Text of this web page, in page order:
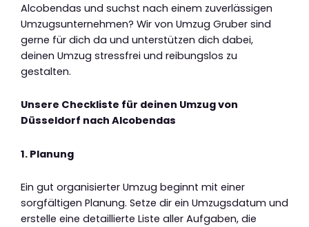
Alcobendas und suchst nach einem zuverlässigen
Umzugsunternehmen? Wir von Umzug Gruber sind
gerne für dich da und unterstützen dich dabei,
deinen Umzug stressfrei und reibungslos zu
gestalten.
Unsere Checkliste für deinen Umzug von
Düsseldorf nach Alcobendas
1. Planung
Ein gut organisierter Umzug beginnt mit einer
sorgfältigen Planung. Setze dir ein Umzugsdatum und
erstelle eine detaillierte Liste aller Aufgaben, die